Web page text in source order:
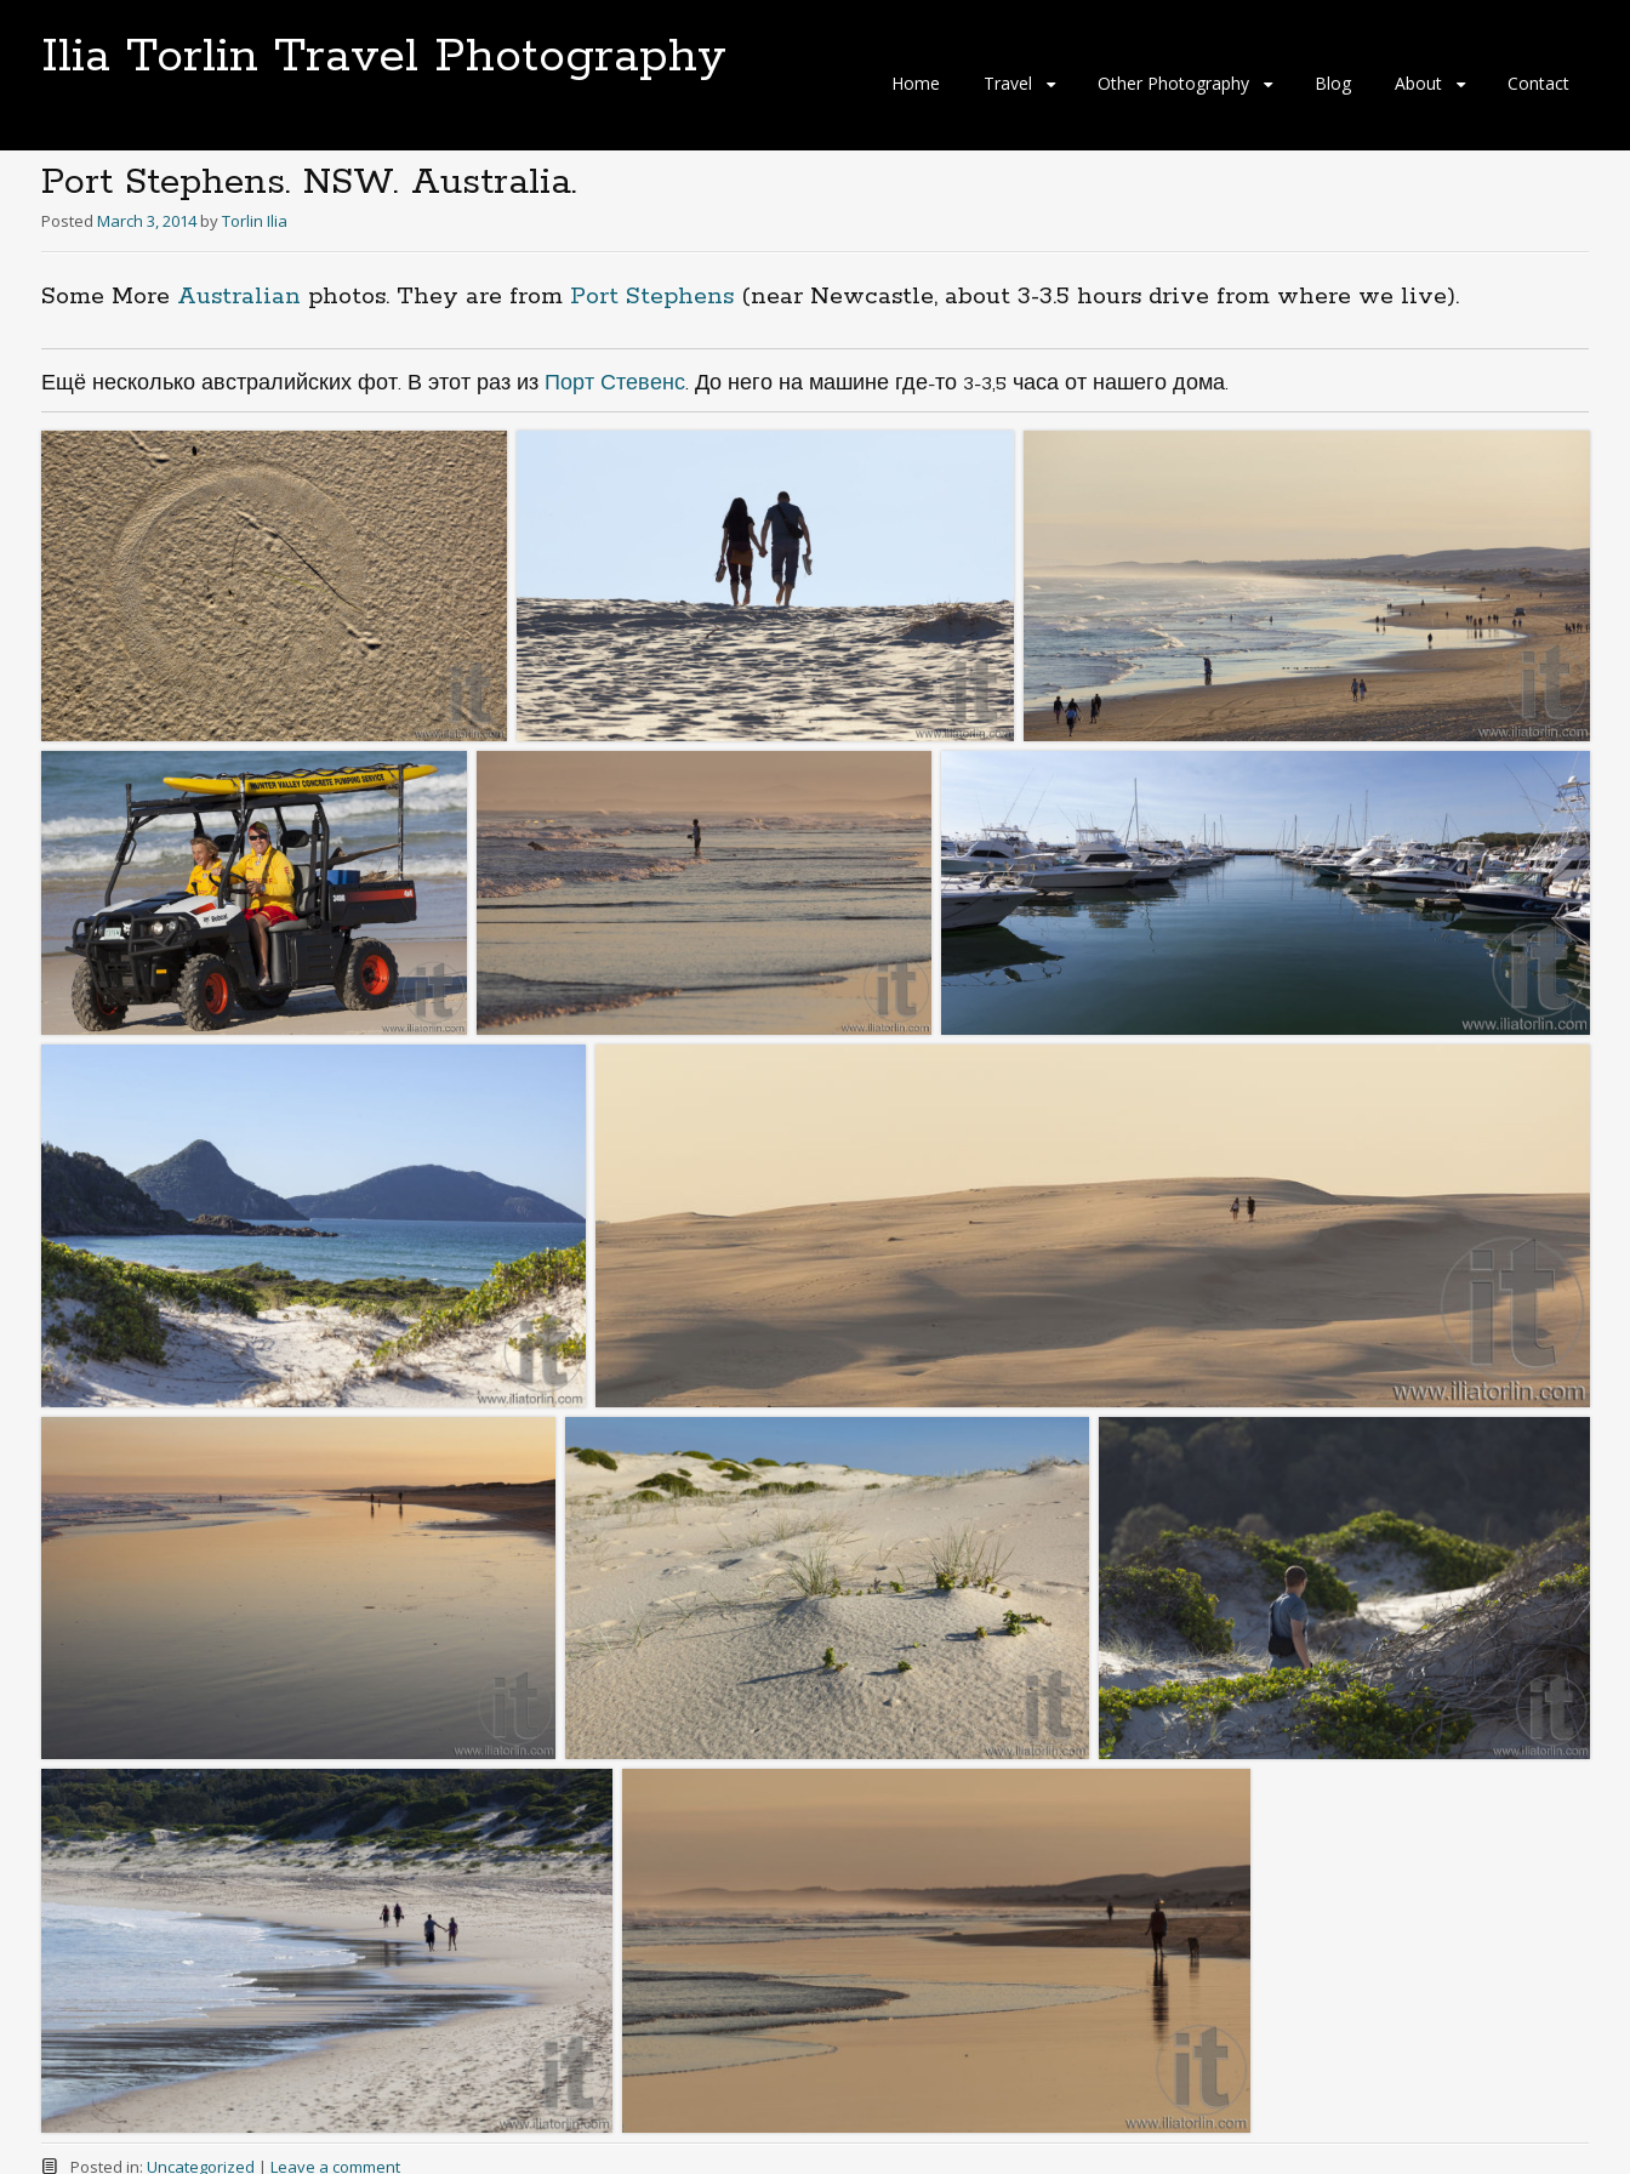
Ilia Torlin Travel Photography
Skip
Home Travel Other Photography Blog About Contact
Port Stephens. NSW. Australia.
Posted March 3, 2014 byTorlin Ilia
Some More Australian photos. They are from Port Stephens(near Newcastle, about 3-3.5 hours drive from where we live).
Ещё несколько австралийских фот. В этот раз из Порт Стевенс. До него на машине где-то 3-3,5 часа от нашего дома.
Posted in:Uncategorized |Leave a comment